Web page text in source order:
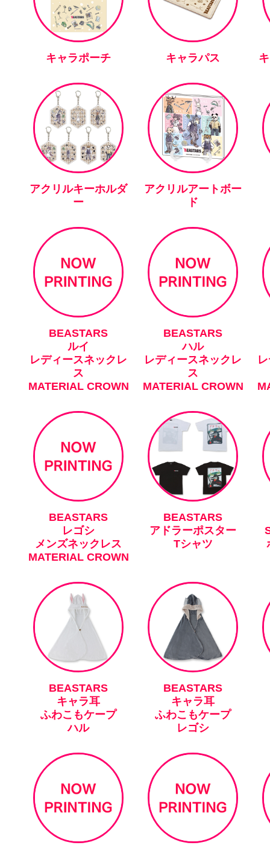
キャラポーチ キャラパス
アクリルキーホルダ
ー
アクリルアートボー
ド
BEASTARS
ルイ
レディースネックレ
ス
MATERIAL CROWN
BEASTARS
ハル
レディースネックレ
ス
MATERIAL CROWN
BEASTARS
レゴシ
メンズネックレス
MATERIAL CROWN
BEASTARS
アドラーポスター
Tシャツ
BEASTARS
キャラ耳
ふわこもケープ
ハル
BEASTARS
キャラ耳
ふわこもケープ
レゴシ